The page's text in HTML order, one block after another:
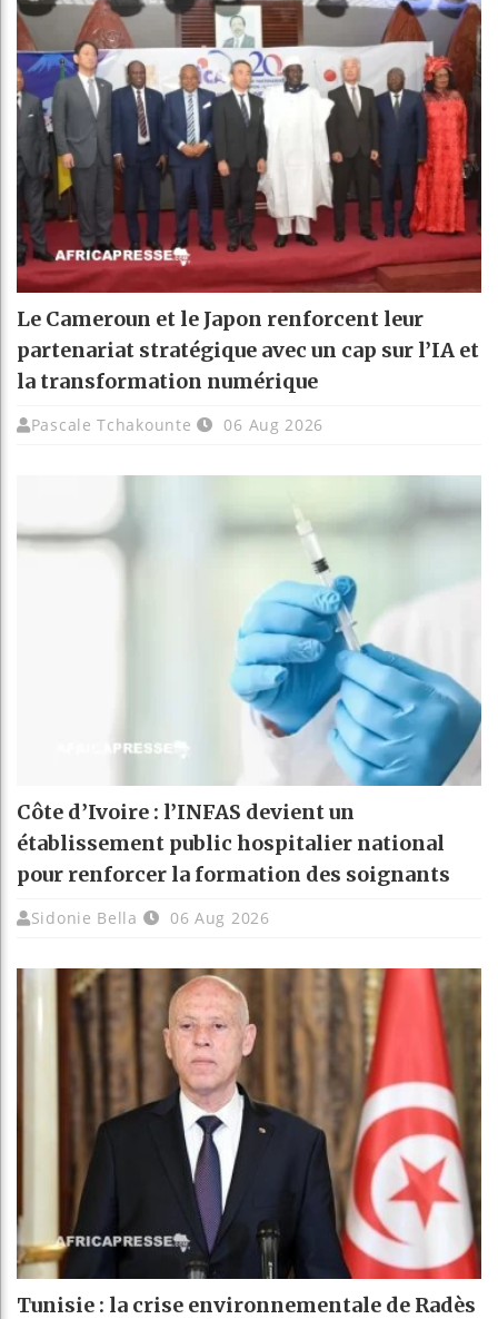
Le Cameroun et le Japon renforcent leur
partenariat stratégique avec un cap sur l’IA et
la transformation numérique
Pascale Tchakounte 06 Aug 2026
Côte d’Ivoire : l’INFAS devient un
établissement public hospitalier national
pour renforcer la formation des soignants
Sidonie Bella 06 Aug 2026
Tunisie : la crise environnementale de Radès